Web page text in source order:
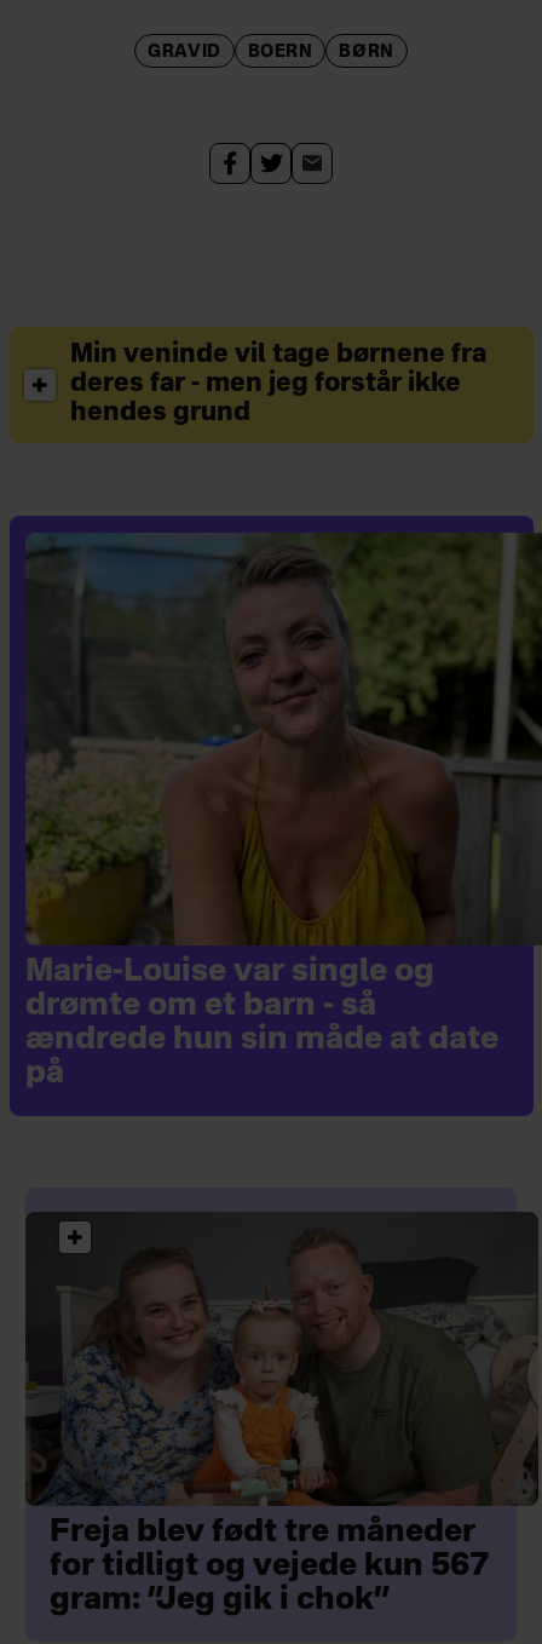
GRAVID BOERN BØRN
Min veninde vil tage børnene fra
deres far - men jeg forstår ikke
hendes grund
Marie-Louise var single og
drømte om et barn - så
ændrede hun sin måde at date
på
Freja blev født tre måneder
for tidligt og vejede kun 567
gram: ”Jeg gik i chok”